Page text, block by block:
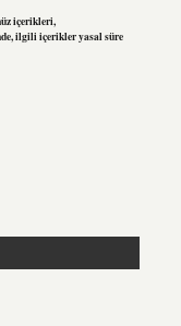
içerikleri,
ilgili içerikler yasal süre